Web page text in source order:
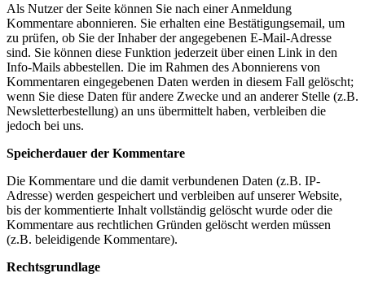
Als Nutzer der Seite können Sie nach einer Anmeldung
Kommentare abonnieren. Sie erhalten eine Bestätigungsemail, um
zu prüfen, ob Sie der Inhaber der angegebenen E-Mail-Adresse
sind. Sie können diese Funktion jederzeit über einen Link in den
Info-Mails abbestellen. Die im Rahmen des Abonnierens von
Kommentaren eingegebenen Daten werden in diesem Fall gelöscht;
wenn Sie diese Daten für andere Zwecke und an anderer Stelle (z.B.
Newsletterbestellung) an uns übermittelt haben, verbleiben die
jedoch bei uns.
Speicherdauer der Kommentare
Die Kommentare und die damit verbundenen Daten (z.B. IP-
Adresse) werden gespeichert und verbleiben auf unserer Website,
bis der kommentierte Inhalt vollständig gelöscht wurde oder die
Kommentare aus rechtlichen Gründen gelöscht werden müssen
(z.B. beleidigende Kommentare).
Rechtsgrundlage